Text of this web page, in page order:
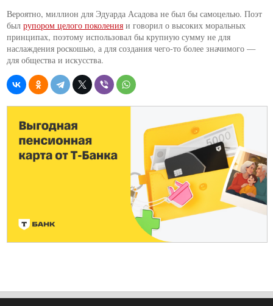
Вероятно, миллион для Эдуарда Асадова не был бы самоцелью. Поэт
былрупором целого поколения и говорил о высоких моральных
принципах, поэтому использовал бы крупную сумму не для
наслаждения роскошью, а для создания чего-то более значимого —
для общества и искусства.